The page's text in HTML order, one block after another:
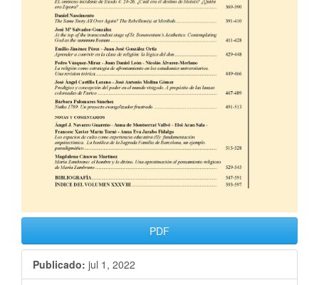
PDF
Publicado: jul 1, 2022